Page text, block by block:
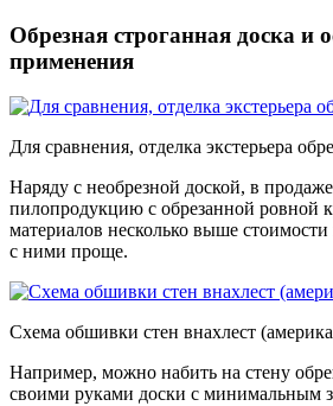
Обрезная строганная доска и
применения
Для сравнения, отделка экстерьера
Наряду с необрезной доской, в
пилопродукцию с обрезанной ровной
материалов несколько выше
с ними проще.
Схема обшивки стен внахлест
Например, можно набить на стену
своими руками доски с минимальным